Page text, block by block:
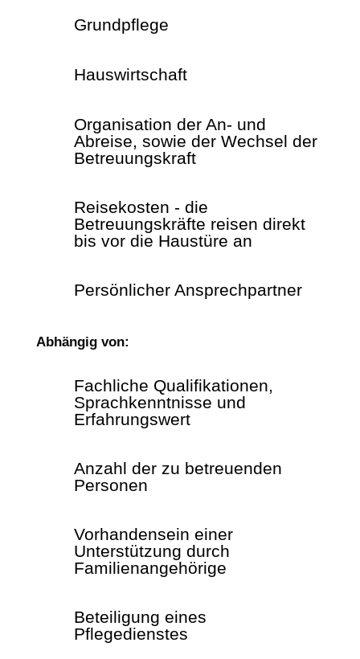
Grundpflege
Hauswirtschaft
Organisation der An- und
Abreise, sowie der Wechsel der
Betreuungskraft
Reisekosten - die
Betreuungskräfte reisen direkt
bis vor die Haustüre an
Persönlicher Ansprechpartner
Abhängig von:
Fachliche Qualifikationen,
Sprachkenntnisse und
Erfahrungswert
Anzahl der zu betreuenden
Personen
Vorhandensein einer
Unterstützung durch
Familienangehörige
Beteiligung eines
Pflegedienstes